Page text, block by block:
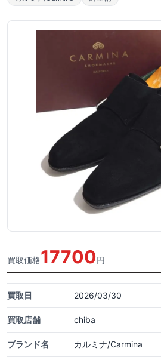
買取価格17700円
買取日 2026/03/30
買取店舗 chiba
ブランド名 カルミナ/Carmina